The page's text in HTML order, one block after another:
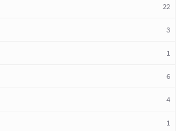
22
3
1
6
4
1